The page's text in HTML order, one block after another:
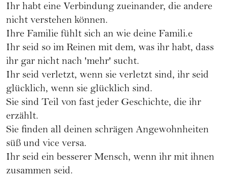
Ihr habt eine Verbindung zueinander, die andere
nicht verstehen können.
Ihre Familie fühlt sich an wie deine Famili.e
Ihr seid so im Reinen mit dem, was ihr habt, dass
ihr gar nicht nach 'mehr' sucht.
Ihr seid verletzt, wenn sie verletzt sind, ihr seid
glücklich, wenn sie glücklich sind.
Sie sind Teil von fast jeder Geschichte, die ihr
erzählt.
Sie finden all deinen schrägen Angewohnheiten
süß und vice versa.
Ihr seid ein besserer Mensch, wenn ihr mit ihnen
zusammen seid.